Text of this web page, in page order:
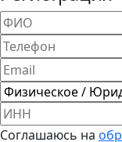
Соглашаюсь на